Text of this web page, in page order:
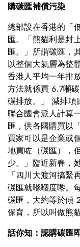
購碳匯補償污染
總部設在香港的「
匯。「熊貓利是封
匯。」所謂碳匯，
以整個大氣層為整
香港人平均一年排
方法就係買 6.7噸
碳排放。」 減排項
聯合國會派人計算
匯，供各國購買以
買家可以是企業或
地買咗（碳匯），
少。」臨近新春，
「四川大渡河搞
碳匯就喺嗰度嚟。
碳匯，大約等於傾
保育，所以叫做熊
話你知：認購碳匯